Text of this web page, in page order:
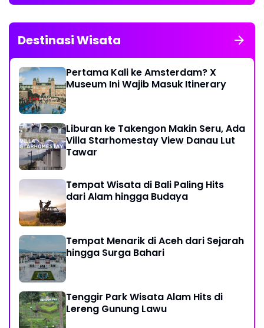
Destinasi Wisata
Pertama Kali ke Amsterdam? X
Museum Ini Wajib Masuk Itinerary
Liburan ke Takengon Makin Seru, Ada
Villa Starhomestay View Danau Lut
Tawar
Tempat Wisata di Bali Paling Hits
dari Alam hingga Budaya
Tempat Menarik di Aceh dari Sejarah
hingga Surga Bahari
Tenggir Park Wisata Alam Hits di
Lereng Gunung Lawu